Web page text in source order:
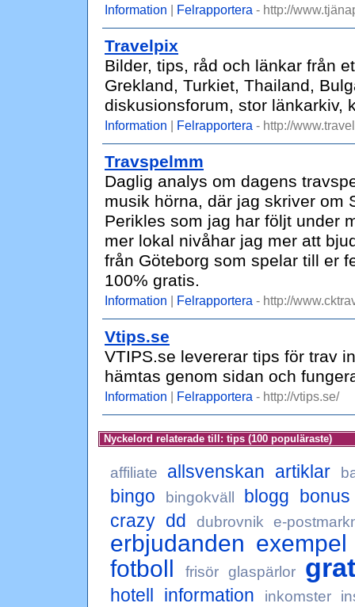
Information | Felrapportera - http://
Travelpix
Bilder, tips, råd och länkar från
Grekland, Turkiet, Thailand,
diskusionsforum, stor länkarkiv,
Information | Felrapportera - http://
Travspelmm
Daglig analys om dagens
musik hörna, där jag skriver om
Perikles som jag har följt under
mer lokal nivåhar jag mer att
från Göteborg som spelar till er
100% gratis.
Information | Felrapportera - http://
Vtips.se
VTIPS.se levererar tips för trav
hämtas genom sidan och
Information | Felrapportera - http://vtips.se/
Nyckelord relaterade till: tips (100 populäraste)
affiliate allsvenskan artiklar
bingo bingokväll blogg bonus
crazy dd dubrovnik e-
erbjudanden exempel
fotboll
frisör glaspärlor
hotell information inkomster